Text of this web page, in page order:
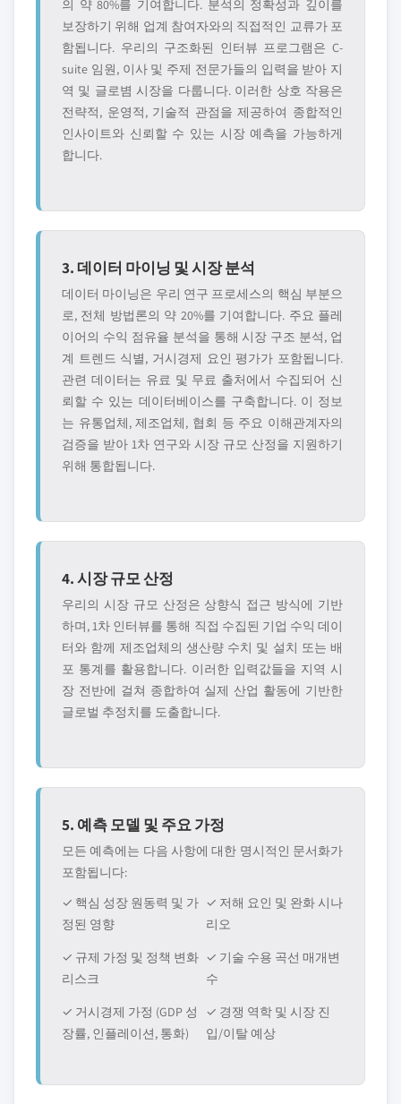
의 약 80%를 기여합니다. 분석의 정확성과 깊이를
보장하기 위해 업계 참여자와의 직접적인 교류가 포
함됩니다. 우리의 구조화된 인터뷰 프로그램은 C-
suite 임원, 이사 및 주제 전문가들의 입력을 받아 지
역 및 글로볌 시장을 다룹니다. 이러한 상호 작용은
전략적, 운영적, 기술적 관점을 제공하여 종합적인
인사이트와 신뢰할 수 있는 시장 예측을 가능하게
합니다.
3. 데이터 마이닝 및 시장 분석
데이터 마이닝은 우리 연구 프로세스의 핵심 부분으
로, 전체 방법론의 약 20%를 기여합니다. 주요 플레
이어의 수익 점유율 분석을 통해 시장 구조 분석, 업
계 트렌드 식별, 거시경제 요인 평가가 포함됩니다.
관련 데이터는 유료 및 무료 출처에서 수집되어 신
뢰할 수 있는 데이터베이스를 구축합니다. 이 정보
는 유통업체, 제조업체, 협회 등 주요 이해관계자의
검증을 받아 1차 연구와 시장 규모 산정을 지원하기
위해 통합됩니다.
4. 시장 규모 산정
우리의 시장 규모 산정은 상향식 접근 방식에 기반
하며, 1차 인터뷰를 통해 직접 수집된 기업 수익 데이
터와 함께 제조업체의 생산량 수치 및 설치 또는 배
포 통계를 활용합니다. 이러한 입력값들을 지역 시
장 전반에 걸쳐 종합하여 실제 산업 활동에 기반한
글로벌 추정치를 도출합니다.
5. 예측 모델 및 주요 가정
모든 예측에는 다음 사항에 대한 명시적인 문서화가
포함됩니다:
✓ 핵심 성장 원동력 및 가
정된 영향
✓ 저해 요인 및 완화 시나
리오
✓ 규제 가정 및 정책 변화
리스크
✓ 기술 수용 곡선 매개변
수
✓ 거시경제 가정 (GDP 성
장률, 인플레이션, 통화)
✓ 경쟁 역학 및 시장 진
입/이탈 예상